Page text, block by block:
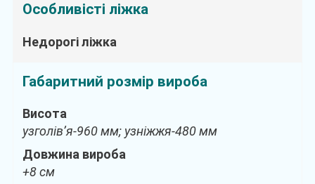
Особливісті ліжка
Недорогі ліжка
Габаритний розмір вироба
Висота
узголів’я-960 мм; узніжжя-480 мм
Довжина вироба
+8 см